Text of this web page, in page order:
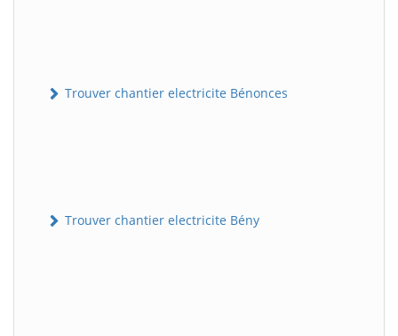
Trouver chantier electricite Bénonces
Trouver chantier electricite Bény